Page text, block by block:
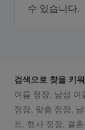
수 있습니다.
검색으로 찾을 키
여름 정장, 남성 여
정장, 맞춤 정장,
트, 행사 정장, 결